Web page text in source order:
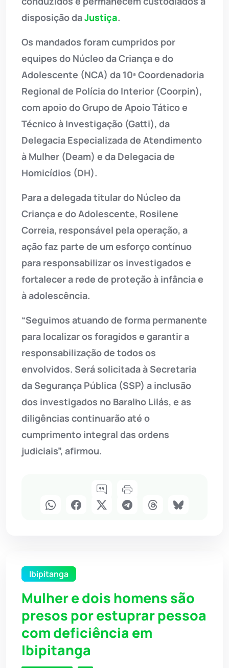
disposição daJustiça.
Os mandados foram cumpridos por
equipes do Núcleo da Criança e do
Adolescente (NCA) da 10ª Coordenadoria
Regional de Polícia do Interior (Coorpin),
com apoio do Grupo de Apoio Tático e
Técnico à Investigação (Gatti), da
Delegacia Especializada de Atendimento
à Mulher (Deam) e da Delegacia de
Homicídios (DH).
Para a delegada titular do Núcleo da
Criança e do Adolescente, Rosilene
Correia, responsável pela operação, a
ação faz parte de um esforço contínuo
para responsabilizar os investigados e
fortalecer a rede de proteção à infância e
à adolescência.
“Seguimos atuando de forma permanente
para localizar os foragidos e garantir a
responsabilização de todos os
envolvidos. Será solicitada à Secretaria
da Segurança Pública (SSP) a inclusão
dos investigados no Baralho Lilás, e as
diligências continuarão até o
cumprimento integral das ordens
judiciais”, afirmou.
Ibipitanga
Mulher e dois homens são
presos por estuprar pessoa
com deficiência em
Ibipitanga